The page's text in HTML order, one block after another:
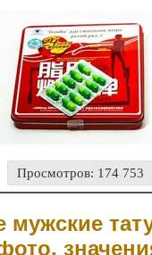
Просмотров: 174 753